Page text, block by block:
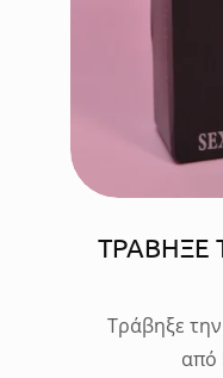
ΤΡΑΒΗΞΕ
Τράβηξε
από